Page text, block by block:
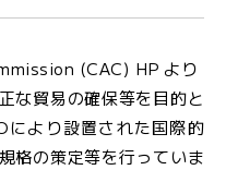
(CAC) HP より
な貿易の確保等を目的と
より設置された国際的
格の策定等を行っていま